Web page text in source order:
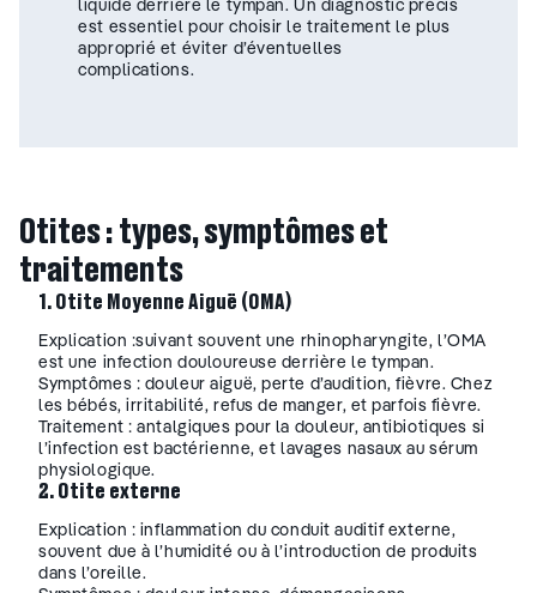
liquide derrière le tympan. Un diagnostic précis
est essentiel pour choisir le traitement le plus
approprié et éviter d’éventuelles
complications.
Otites : types, symptômes et
traitements
1. Otite Moyenne Aiguë (OMA)
Explication :suivant souvent une rhinopharyngite, l’OMA
est une infection douloureuse derrière le tympan.
Symptômes : douleur aiguë, perte d’audition, fièvre. Chez
les bébés, irritabilité, refus de manger, et parfois fièvre.
Traitement : antalgiques pour la douleur, antibiotiques si
l’infection est bactérienne, et lavages nasaux au sérum
physiologique.
2. Otite externe
Explication : inflammation du conduit auditif externe,
souvent due à l’humidité ou à l’introduction de produits
dans l’oreille.